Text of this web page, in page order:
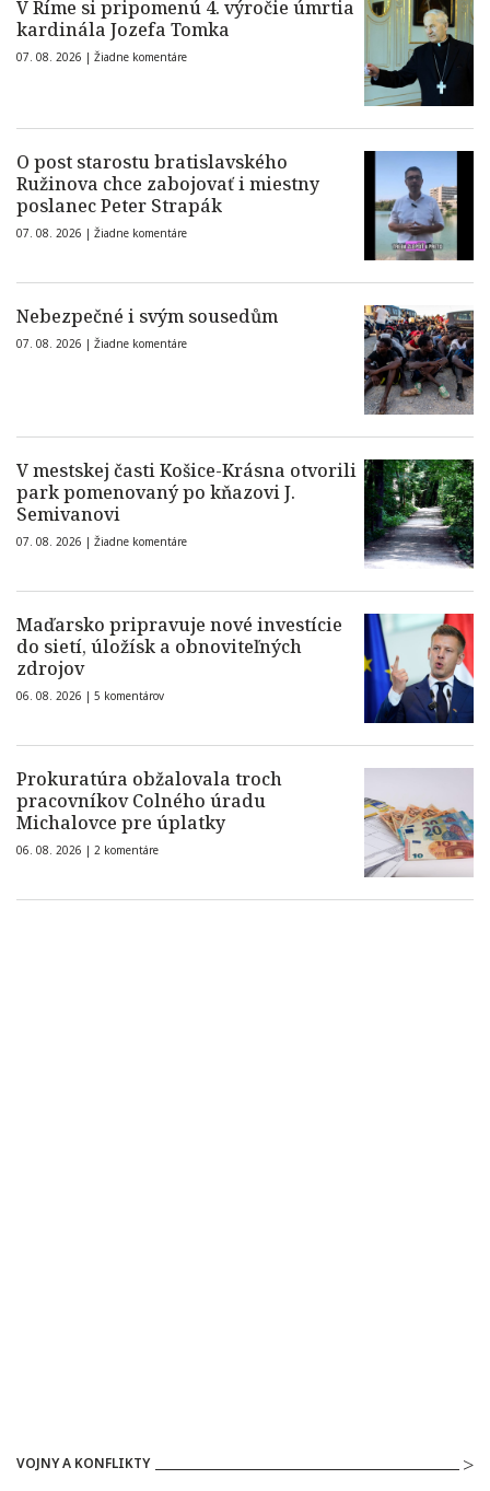
V Ríme si pripomenú 4. výročie úmrtia
kardinála Jozefa Tomka
07. 08. 2026 | Žiadne komentáre
O post starostu bratislavského
Ružinova chce zabojovať i miestny
poslanec Peter Strapák
07. 08. 2026 | Žiadne komentáre
Nebezpečné i svým sousedům
07. 08. 2026 | Žiadne komentáre
V mestskej časti Košice-Krásna otvorili
park pomenovaný po kňazovi J.
Semivanovi
07. 08. 2026 | Žiadne komentáre
Maďarsko pripravuje nové investície
do sietí, úložísk a obnoviteľných
zdrojov
06. 08. 2026 | 5 komentárov
Prokuratúra obžalovala troch
pracovníkov Colného úradu
Michalovce pre úplatky
06. 08. 2026 | 2 komentáre
VOJNY A KONFLIKTY